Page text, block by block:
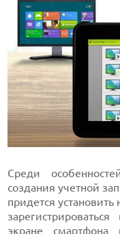
Среди
создания учетной
придется
экране смартфона